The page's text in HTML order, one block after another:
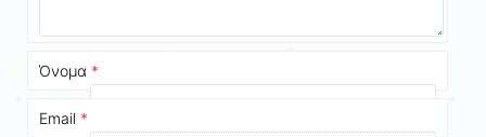
Όνομα *
Email *